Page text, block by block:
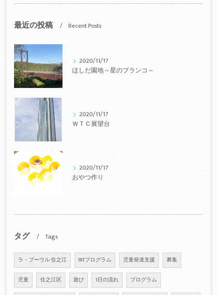
最近の投稿 Recent Posts
2020/11/17
ほしだ園地～星のブランコ～
2020/11/17
ＷＴＣ展望台
2020/11/17
おやつ作り
タグ Tags
ラ・プーウル 住之江 SSTプログラム 児童発達支援 募集
児童 住之江区 遊び 1日の流れ プログラム